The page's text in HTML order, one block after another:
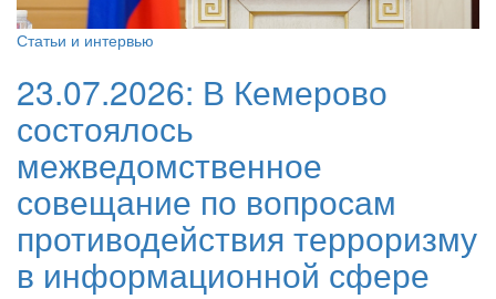
Статьи и интервью
23.07.2026: В Кемерово
состоялось
межведомственное
совещание по вопросам
противодействия терроризму
в информационной сфере